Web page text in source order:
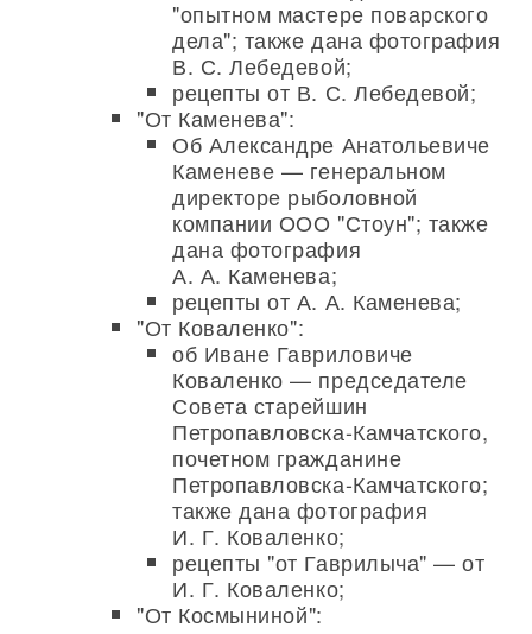
"опытном мастере поварского
дела"; также дана фотография
В. С. Лебедевой;
рецепты от В. С. Лебедевой;
"От Каменева":
Об Александре Анатольевиче
Каменеве — генеральном
директоре рыболовной
компании ООО "Стоун"; также
дана фотография
А. А. Каменева;
рецепты от А. А. Каменева;
"От Коваленко":
об Иване Гавриловиче
Коваленко — председателе
Совета старейшин
Петропавловска-Камчатского,
почетном гражданине
Петропавловска-Камчатского;
также дана фотография
И. Г. Коваленко;
рецепты "от Гаврилыча" — от
И. Г. Коваленко;
"От Космыниной":